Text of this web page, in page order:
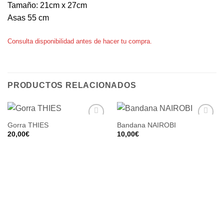
Tamaño: 21cm x 27cm
Asas 55 cm
Consulta disponibilidad antes de hacer tu compra.
PRODUCTOS RELACIONADOS
Gorra THIES
20,00€
Bandana NAIROBI
10,00€